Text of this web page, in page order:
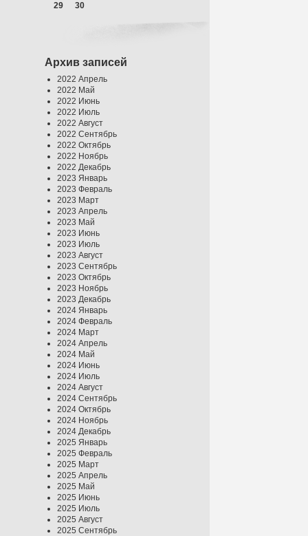
29
30
Архив записей
2022 Апрель
2022 Май
2022 Июнь
2022 Июль
2022 Август
2022 Сентябрь
2022 Октябрь
2022 Ноябрь
2022 Декабрь
2023 Январь
2023 Февраль
2023 Март
2023 Апрель
2023 Май
2023 Июнь
2023 Июль
2023 Август
2023 Сентябрь
2023 Октябрь
2023 Ноябрь
2023 Декабрь
2024 Январь
2024 Февраль
2024 Март
2024 Апрель
2024 Май
2024 Июнь
2024 Июль
2024 Август
2024 Сентябрь
2024 Октябрь
2024 Ноябрь
2024 Декабрь
2025 Январь
2025 Февраль
2025 Март
2025 Апрель
2025 Май
2025 Июнь
2025 Июль
2025 Август
2025 Сентябрь